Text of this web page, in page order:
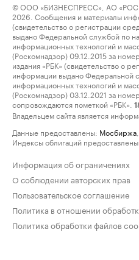
© ООО «БИЗНЕСПРЕСС», АО
2026. Сообщения и материалы
(свидетельство о регистрации
выдано Федеральной службой по
информационных технологий и
(Роскомнадзор) 09.12.2015 за
издания «РБК» (свидетельство о
информации выдано Федеральной
информационных технологий и
(Роскомнадзор) 03.12.2021 за
сопровождаются пометкой «РБК».
Владельцем сайта является
Данные предоставлены: Мосбиржа
Индексы облигаций
Информация об ограничениях
О соблюдении авторских прав
Пользовательское соглашение
Политика в отношении
Политика обработки файлов